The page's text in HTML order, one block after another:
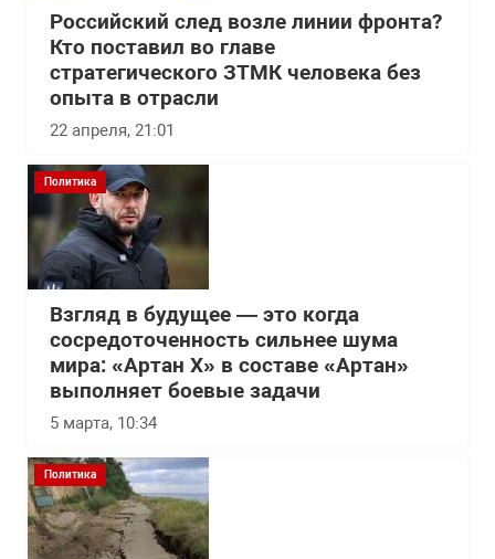
Российский след возле линии фронта?
Кто поставил во главе
стратегического ЗТМК человека без
опыта в отрасли
22 апреля, 21:01
Политика
Взгляд в будущее — это когда
сосредоточенность сильнее шума
мира: «Артан Х» в составе «Артан»
выполняет боевые задачи
5 марта, 10:34
Политика